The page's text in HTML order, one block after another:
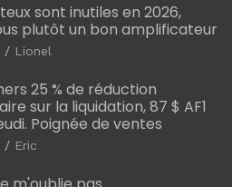
sont inutiles en 2026,
plutôt un bon amplificateur
Lionel
25 % de réduction
sur la liquidation, 87 $ AF1
Poignée de ventes
Eric